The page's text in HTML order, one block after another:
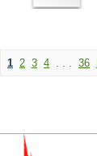
1 2 3 4 . . . 36